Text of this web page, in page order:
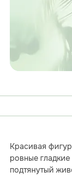
Красивая
ровные гладкие
подтянутый